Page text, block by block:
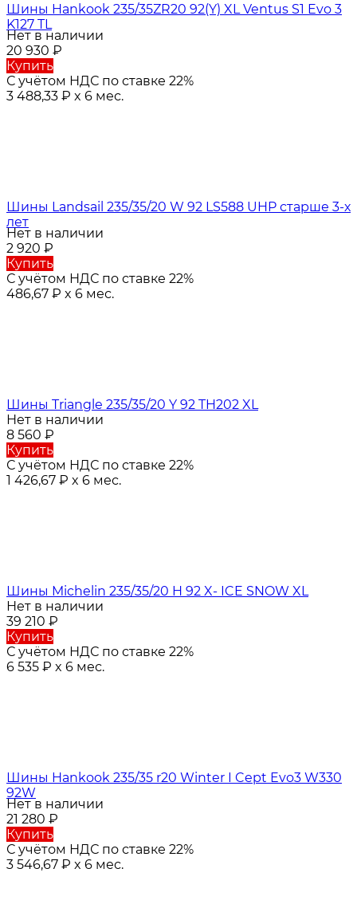
Шины Hankook 235/35ZR20 92(Y) XL Ventus S1 Evo 3
K127 TL
Нет в наличии
20 930 ₽
Купить
С учётом НДС по ставке 22%
3 488,33 ₽ x 6 мес.
Шины Landsail 235/35/20 W 92 LS588 UHP старше 3-х
лет
Нет в наличии
2 920 ₽
Купить
С учётом НДС по ставке 22%
486,67 ₽ x 6 мес.
Шины Triangle 235/35/20 Y 92 TH202 XL
Нет в наличии
8 560 ₽
Купить
С учётом НДС по ставке 22%
1 426,67 ₽ x 6 мес.
Шины Michelin 235/35/20 H 92 X- ICE SNOW XL
Нет в наличии
39 210 ₽
Купить
С учётом НДС по ставке 22%
6 535 ₽ x 6 мес.
Шины Hankook 235/35 r20 Winter I Cept Evo3 W330
92W
Нет в наличии
21 280 ₽
Купить
С учётом НДС по ставке 22%
3 546,67 ₽ x 6 мес.